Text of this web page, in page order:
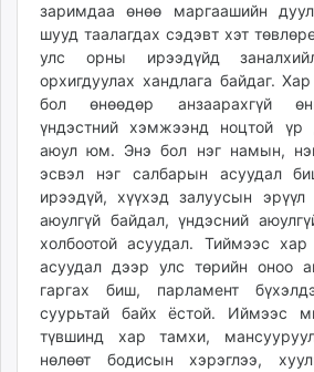
заримдаа өнөө маргаашийн
шууд таалагдах сэдэвт хэт
улс орны ирээдүйд
орхигдуулах хандлага байдаг.
бол өнөөдөр анзаарахгүй
үндэстний хэмжээнд ноцтой үр
аюул юм. Энэ бол нэг намын,
эсвэл нэг салбарын асуудал
ирээдүй, хүүхэд залуусын
аюулгүй байдал, үндэсний
холбоотой асуудал. Тиймээс
асуудал дээр улс төрийн оноо
гаргах биш, парламент
суурьтай байх ёстой. Иймээс
түвшинд хар тамхи,
нөлөөт бодисын хэрэглээ,